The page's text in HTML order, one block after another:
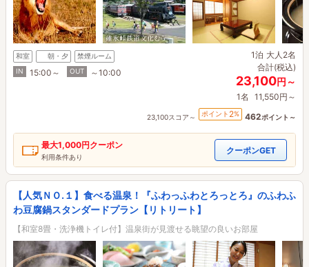
和室 朝・夕
禁煙ルーム
IN
15:00～ OUT ～10:00
1泊 大人2名
合計(税込)
23,100円～
1名 11,550円～
23,100スコア～ ポイント 2% 462ポイント～
最大1,000円クーポン
利用条件あり
クーポンGET
【人気ＮＯ.１】食べる温泉！『ふわっふわとろっとろ』のふわふ
わ豆腐鍋スタンダードプラン【リトリート】
【和室8畳・洗浄機トイレ付】温泉街が見渡せる眺望の良いお部屋